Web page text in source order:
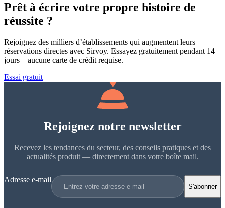
Prêt à écrire votre propre histoire de
réussite ?
Rejoignez des milliers d’établissements qui augmentent leurs
réservations directes avec Sirvoy. Essayez gratuitement pendant 14
jours – aucune carte de crédit requise.
Essai gratuit
Rejoignez notre newsletter
Recevez les tendances du secteur, des conseils pratiques et des
actualités produit — directement dans votre boîte mail.
Adresse e-mail
S'abonner